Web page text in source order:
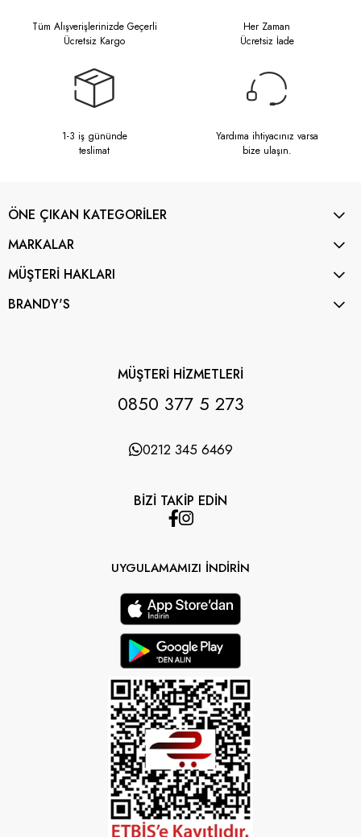
Tüm Alışverişlerinizde Geçerli
Ücretsiz Kargo
Her Zaman
Ücretsiz İade
1-3 iş gününde
teslimat
Yardıma ihtiyacınız varsa
bize ulaşın.
ÖNE ÇIKAN KATEGORİLER
MARKALAR
MÜŞTERİ HAKLARI
BRANDY'S
MÜŞTERİ HİZMETLERİ
0850 377 5 273
0212 345 6469
BİZİ TAKİP EDİN
UYGULAMAMIZI İNDİRİN